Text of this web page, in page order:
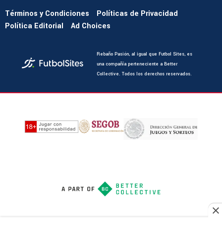
Términos y Condiciones
Políticas de Privacidad
Política Editorial
Ad Choices
Rebaño Pasión, al igual que Futbol Sites, es
una compañía perteneciente a Better
Collective. Todos los derechos reservados.